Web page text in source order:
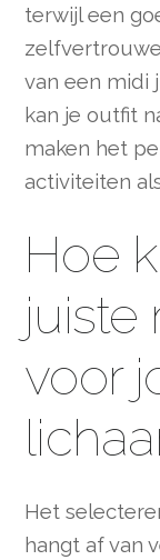
terwijl een
van een midi
kan je outfit
maken het
activiteiten
Hoe
juiste
voor
Het
hangt af van